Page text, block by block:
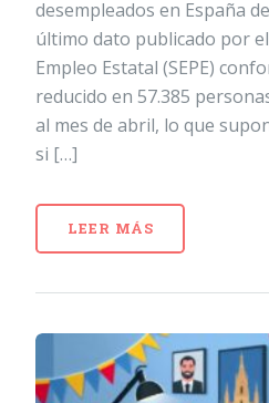
desempleados en España
último dato publicado por
Empleo Estatal (SEPE)
reducido en 57.385
al mes de abril, lo que
si […]
LEER MÁS